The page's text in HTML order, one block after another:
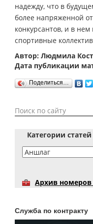
надежду, что в
более напряженной
конкурсантов, и в
спортивные
Автор: Людмила
Дата публикации
Поделиться…
Категории статей
Архив номеров
Служба по контракту